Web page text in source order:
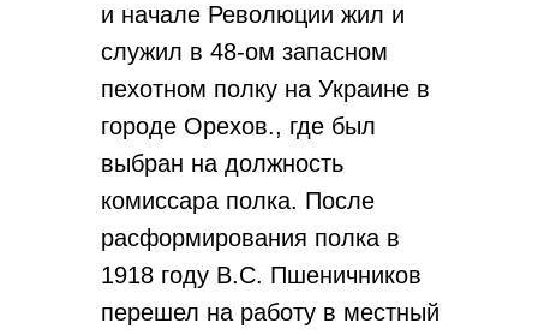
и начале Революции жил и
служил в 48-ом запасном
пехотном полку на Украине в
городе Орехов., где был
выбран на должность
комиссара полка. После
расформирования полка в
1918 году В.С. Пшеничников
перешел на работу в местный